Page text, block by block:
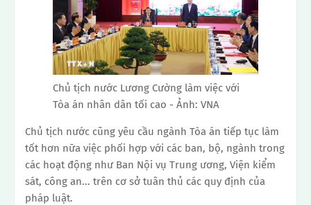
Chủ tịch nước Lương Cường làm việc với
Tòa án nhân dân tối cao - Ảnh: VNA
Chủ tịch nước cũng yêu cầu ngành Tòa án tiếp tục làm
tốt hơn nữa việc phối hợp với các ban, bộ, ngành trong
các hoạt động như Ban Nội vụ Trung ương, Viện kiểm
sát, công an... trên cơ sở tuân thủ các quy định của
pháp luật.